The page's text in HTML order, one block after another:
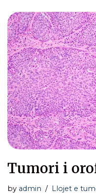
Tumori i
by admin Llojet e